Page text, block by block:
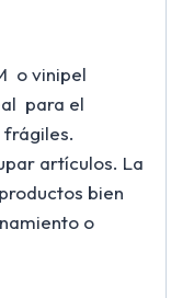
o vinipel
para el
artículos. La
bien
o